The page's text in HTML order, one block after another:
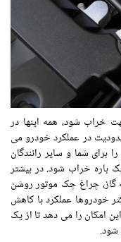
خراب شود، همه اینها در
در عملکرد خودرو می
شما و سایر رانندگان
باره خراب شود. در بیشتر
چراغ چک موتور روشن
خودروها عملکرد با کاهش
امکان را می دهد تا از یک
شود.